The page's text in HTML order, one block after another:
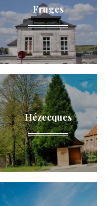
Fruges
Hézecques